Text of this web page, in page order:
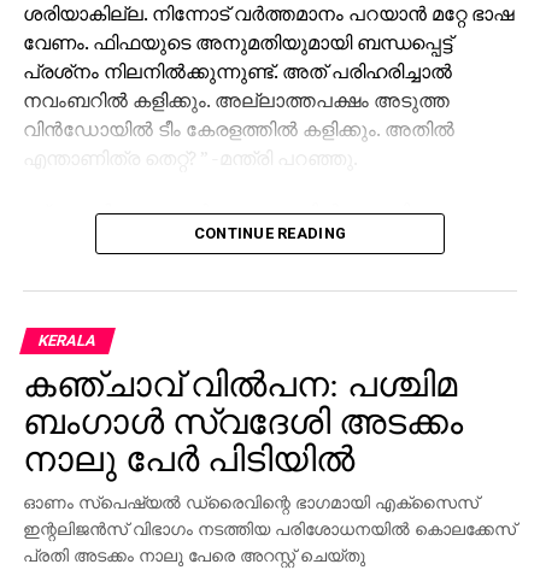
ശരിയാകില്ല. നിന്നോട് വര്‍ത്തമാനം പറയാന്‍ മറ്റേ ഭാഷ
വേണം. ഫിഫയുടെ അനുമതിയുമായി ബന്ധപ്പെട്ട്
പ്രശ്‌നം നിലനില്‍ക്കുന്നുണ്ട്. അത് പരിഹരിച്ചാല്‍
നവംബറില്‍ കളിക്കും. അല്ലാത്തപക്ഷം അടുത്ത
വിന്‍ഡോയില്‍ ടീം കേരളത്തില്‍ കളിക്കും. അതില്‍
എന്താണിത്ര തെറ്റ്? ” -മന്ത്രി പറഞ്ഞു.
സ്‌പോണ്‍സറും സര്‍ക്കാറും തമ്മില്‍ സ്റ്റേഡിയം
നവീകരണത്തിന് കരാറുണ്ടോ എന്ന ചോദ്യത്തിന്
അതേസമയം മാധ്യമ പ്രവര്‍ത്തകരുടെ
ചോദ്യങ്ങളോട് വളരെ നല്ല നിലയില്‍
പ്രതികരിക്കാറുള്ള കായിക മന്ത്രി വി. അബ്ദുറഹ്‌മാന്റെ
ഭാഗത്തുനിന്നുണ്ടായ അപമാര്യാദയോടെയുള്ള
പെരുമാറ്റം അത്യന്തം ഖേദകരവും
പ്രതിഷേധാര്‍ഹമാണെന്ന് കേരള പത്രപ്രവര്‍ത്തക
യൂനിയന്‍ അഭിപ്രായപ്പെട്ടു. മന്ത്രി മാധ്യമ
പ്രവര്‍ത്തകരോട് മര്യാദയോടെ പെരുമാറണമെന്ന്
പത്രപ്രവര്‍ത്തക യൂനിയന്‍ സംസ്ഥാന പ്രസിഡന്റ്
CONTINUE READING
KERALA
കഞ്ചാവ് വില്‍പന: പശ്ചിമ
ബംഗാള്‍ സ്വദേശി അടക്കം
നാലു പേര്‍ പിടിയില്‍
ഓണം സ്‌പെഷ്യല്‍ ഡ്രൈവിന്റെ ഭാഗമായി എക്സൈസ്
ഇന്റലിജന്‍സ് വിഭാഗം നടത്തിയ പരിശോധനയില്‍ കൊലക്കേസ്
പ്രതി അടക്കം നാലു പേരെ അറസ്റ്റ് ചെയ്തു